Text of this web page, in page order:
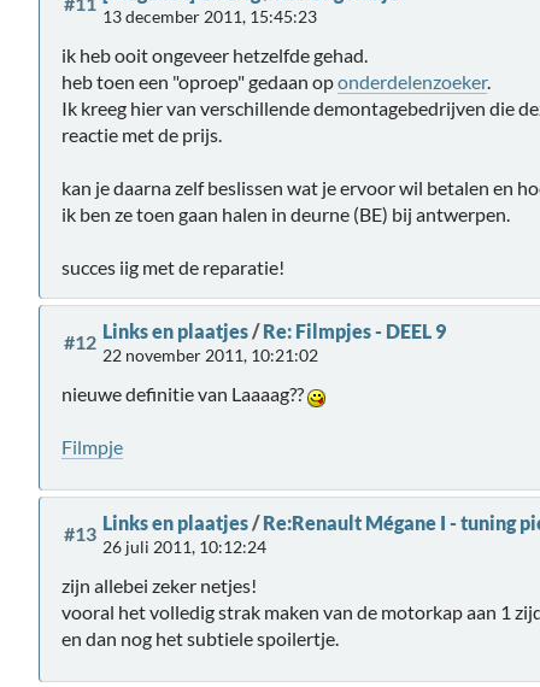
13 december 2011, 15:45:23
ik heb ooit ongeveer hetzelfde gehad.
heb toen een "oproep" gedaan oponderdelenzoeker.
Ik kreeg hier van verschillende demontagebedrijven die
reactie met de prijs.
kan je daarna zelf beslissen wat je ervoor wil betalen en
ik ben ze toen gaan halen in deurne (BE) bij antwerpen.
succes iig met de reparatie!
#12 Links en plaatjes/Re: Filmpjes - DEEL 9
22 november 2011, 10:21:02
nieuwe definitie van Laaaag??
Filmpje
#13 Links en plaatjes/Re:Renault Mégane I - tuning
26 juli 2011, 10:12:24
zijn allebei zeker netjes!
vooral het volledig strak maken van de motorkap aan 1
en dan nog het subtiele spoilertje.